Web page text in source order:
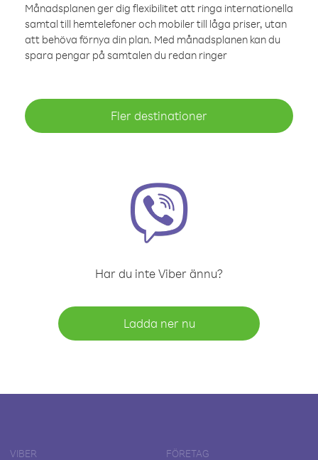
Månadsplanen ger dig flexibilitet att ringa internationella
samtal till hemtelefoner och mobiler till låga priser, utan
att behöva förnya din plan. Med månadsplanen kan du
spara pengar på samtalen du redan ringer
Fler destinationer
Har du inte Viber ännu?
Ladda ner nu
VIBER FÖRETAG